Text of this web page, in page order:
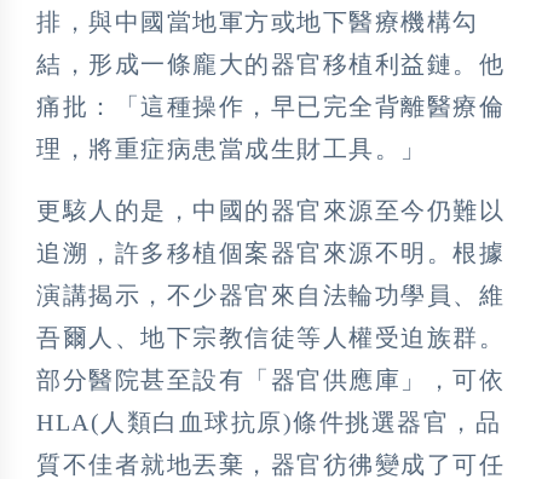
排，與中國當地軍方或地下醫療機構勾
結，形成一條龐大的器官移植利益鏈。他
痛批：「這種操作，早已完全背離醫療倫
理，將重症病患當成生財工具。」
更駭人的是，中國的器官來源至今仍難以
追溯，許多移植個案器官來源不明。根據
演講揭示，不少器官來自法輪功學員、維
吾爾人、地下宗教信徒等人權受迫族群。
部分醫院甚至設有「器官供應庫」，可依
HLA(人類白血球抗原)條件挑選器官，品
質不佳者就地丟棄，器官彷彿變成了可任